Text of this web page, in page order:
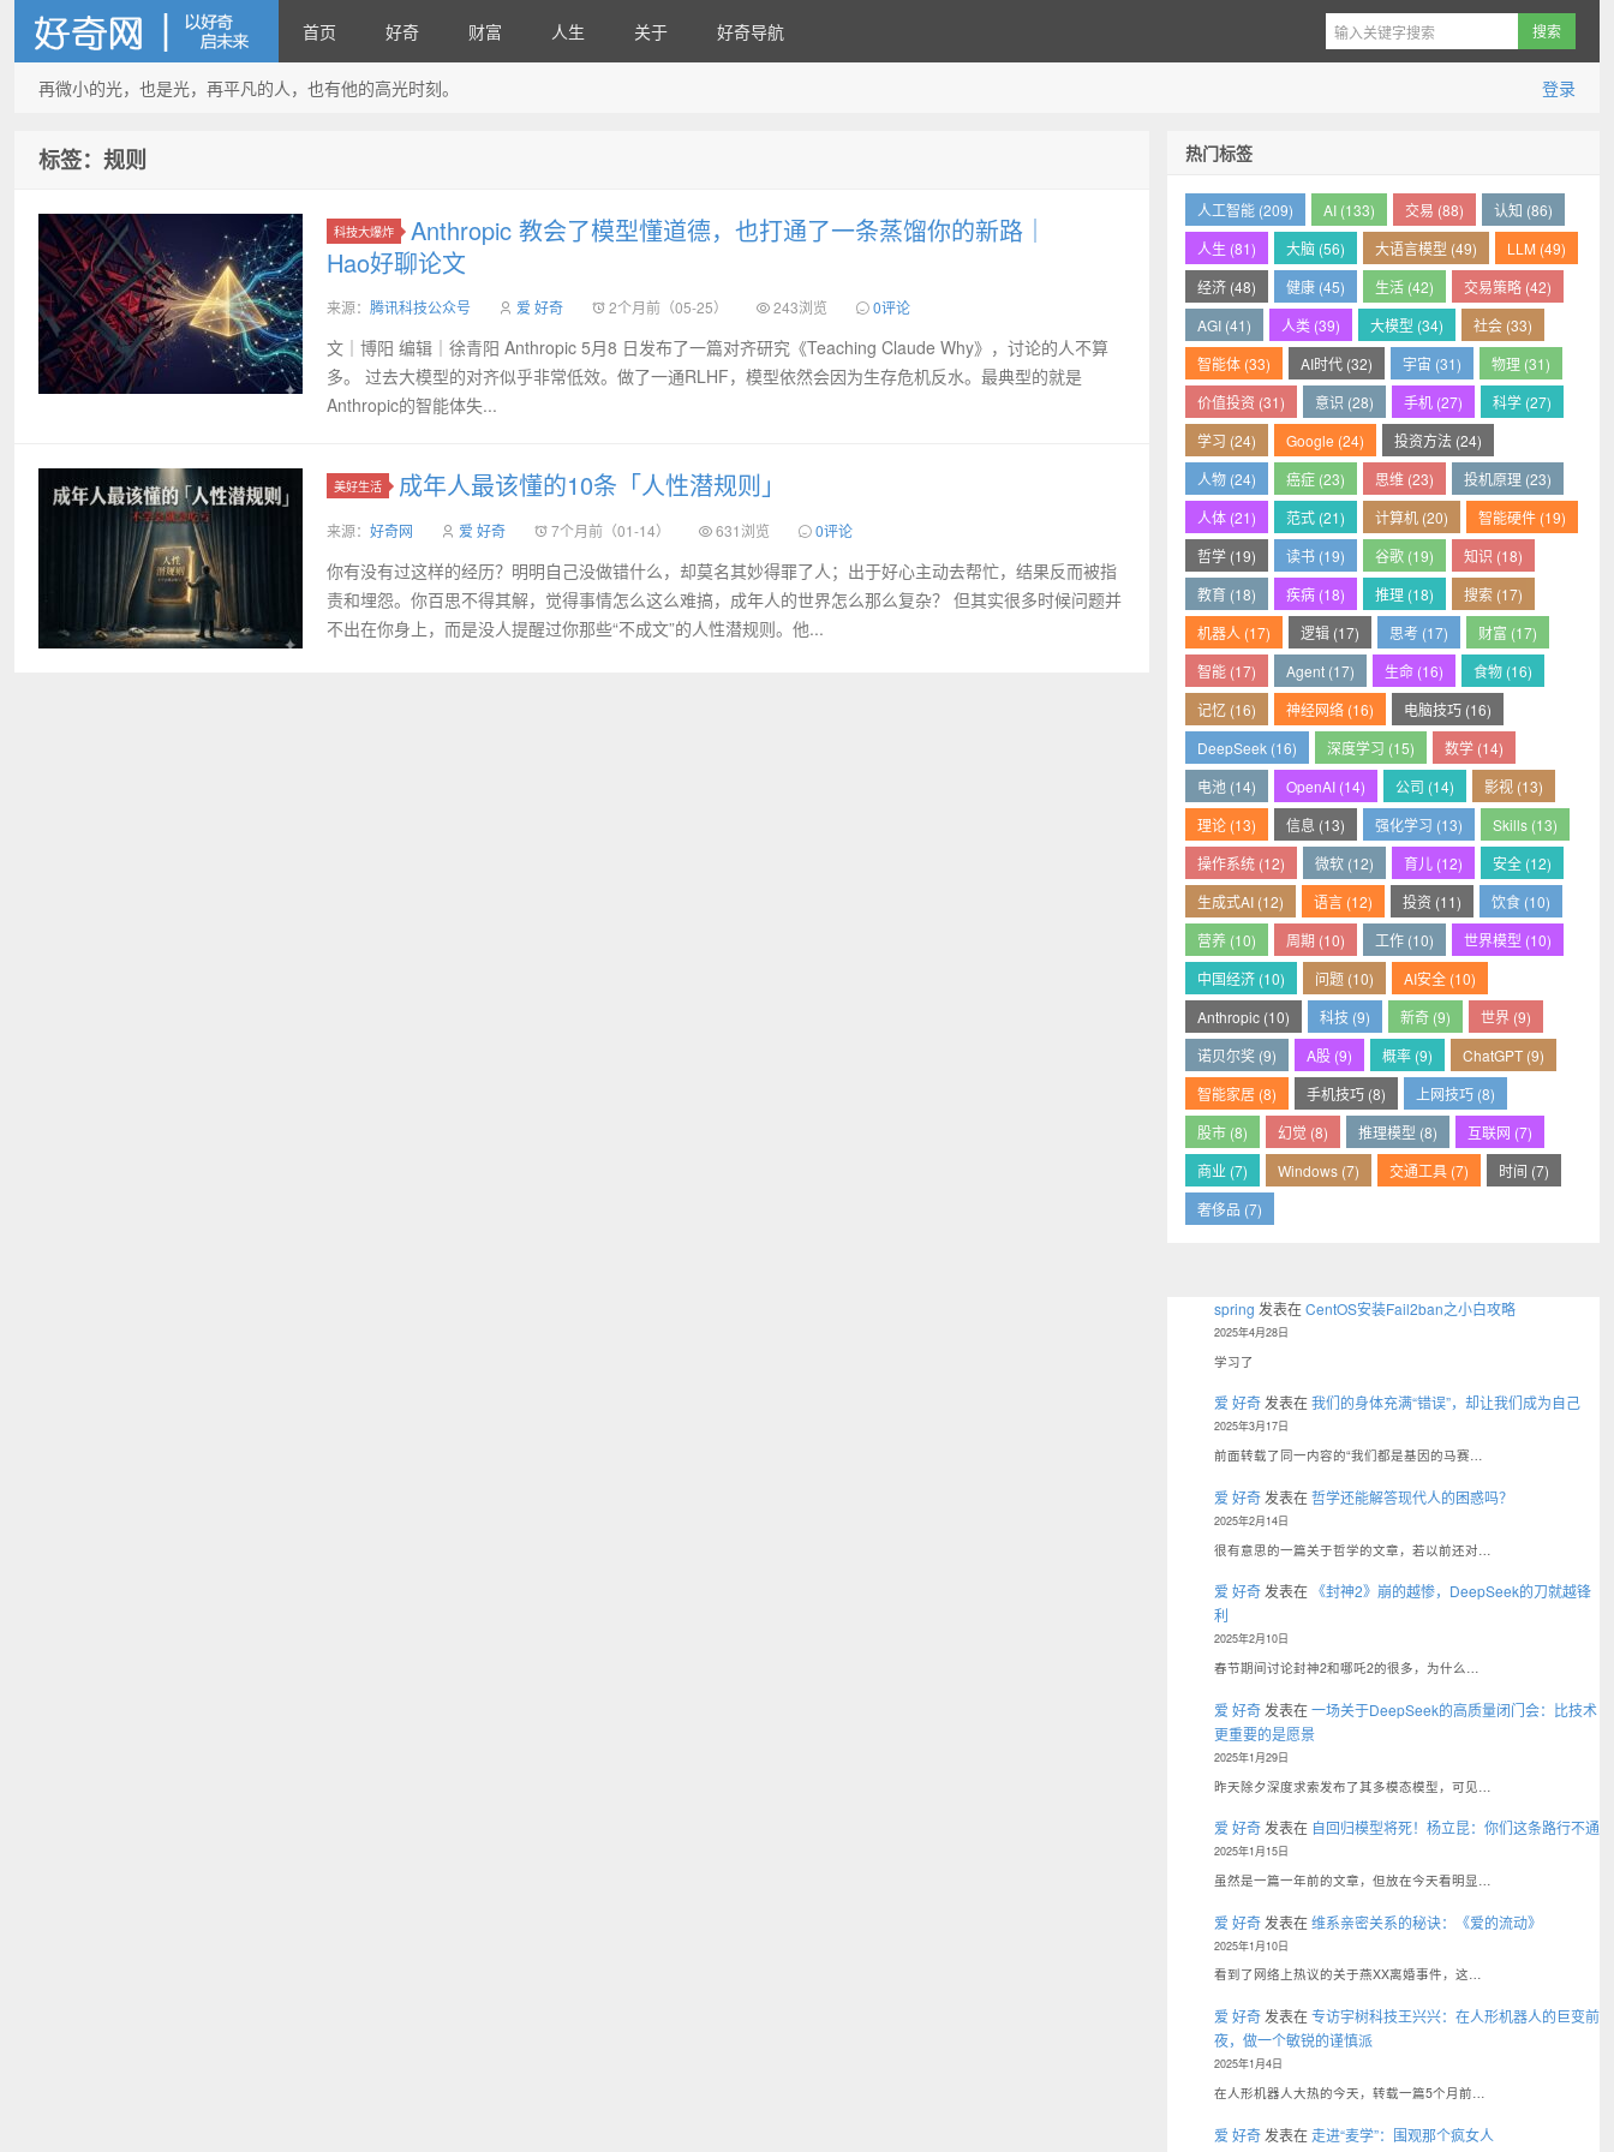
首页 好奇 财富 人生 关于 好奇导航
登录
再微小的光，也是光，再平凡的人，也有他的高光时刻。
标签：规则
科技大爆炸
Anthropic 教会了模型懂道德，也打通了一条蒸馏你的新路｜
Hao好聊论文
来源： 腾讯科技公众号 爱 好奇 2个月前（05-25） 243浏览 0评论
文｜博阳 编辑｜徐青阳 Anthropic 5月8 日发布了一篇对齐研究《Teaching Claude Why》，讨论的人不算
多。 过去大模型的对齐似乎非常低效。做了一通RLHF，模型依然会因为生存危机反水。最典型的就是
Anthropic的智能体失...
美好生活 成年人最该懂的10条「人性潜规则」
来源： 好奇网 爱 好奇 7个月前（01-14） 631浏览 0评论
你有没有过这样的经历？明明自己没做错什么，却莫名其妙得罪了人；出于好心主动去帮忙，结果反而被指
责和埋怨。你百思不得其解，觉得事情怎么这么难搞，成年人的世界怎么那么复杂？ 但其实很多时候问题并
不出在你身上，而是没人提醒过你那些“不成文”的人性潜规则。他...
热门标签
人工智能 (209) AI (133) 交易 (88)
认知 (86)
人生 (81)
大脑 (56) 大语言模型 (49)
LLM (49)
经济 (48)
健康 (45) 生活 (42)
交易策略 (42)
AGI (41)
人类 (39) 大模型 (34)
社会 (33)
智能体 (33)
AI时代 (32) 宇宙 (31)
物理 (31)
价值投资 (31)
意识 (28) 手机 (27)
科学 (27)
学习 (24)
Google (24)
投资方法 (24)
人物 (24)
癌症 (23) 思维 (23)
投机原理 (23)
人体 (21)
范式 (21) 计算机 (20)
智能硬件 (19)
哲学 (19)
读书 (19) 谷歌 (19)
知识 (18)
教育 (18)
疾病 (18) 推理 (18)
搜索 (17)
机器人 (17)
逻辑 (17) 思考 (17)
财富 (17)
智能 (17)
Agent (17) 生命 (16)
食物 (16)
记忆 (16)
神经网络 (16)
电脑技巧 (16)
DeepSeek (16)
深度学习 (15)
数学 (14)
电池 (14)
OpenAI (14) 公司 (14)
影视 (13)
理论 (13)
信息 (13) 强化学习 (13)
Skills (13)
操作系统 (12)
微软 (12) 育儿 (12)
安全 (12)
生成式AI (12)
语言 (12) 投资 (11)
饮食 (10)
营养 (10)
周期 (10) 工作 (10)
世界模型 (10)
中国经济 (10)
问题 (10)
AI安全 (10)
Anthropic (10)
科技 (9) 新奇 (9)
世界 (9)
诺贝尔奖 (9)
A股 (9) 概率 (9)
ChatGPT (9)
智能家居 (8)
手机技巧 (8)
上网技巧 (8)
股市 (8)
幻觉 (8) 推理模型 (8)
互联网 (7)
商业 (7)
Windows (7) 交通工具 (7)
时间 (7)
奢侈品 (7)
spring 发表在CentOS安装Fail2ban之小白攻略
2025年4月28日
学习了
爱 好奇发表在我们的身体充满“错误”，却让我们成为自己
2025年3月17日
前面转载了同一内容的“我们都是基因的马赛…
爱 好奇 发表在哲学还能解答现代人的困惑吗？
2025年2月14日
很有意思的一篇关于哲学的文章，若以前还对…
爱 好奇 发表在 《封神2》崩的越惨，DeepSeek的刀就越锋
利
2025年2月10日
春节期间讨论封神2和哪吒2的很多，为什么…
爱 好奇 发表在一场关于DeepSeek的高质量闭门会：比技术
更重要的是愿景
2025年1月29日
昨天除夕深度求索发布了其多模态模型，可见…
爱 好奇 发表在 自回归模型将死！杨立昆：你们这条路行不通
2025年1月15日
虽然是一篇一年前的文章，但放在今天看明显…
爱 好奇 发表在维系亲密关系的秘诀：《爱的流动》
2025年1月10日
看到了网络上热议的关于燕XX离婚事件，这…
爱 好奇 发表在专访宇树科技王兴兴：在人形机器人的巨变前
夜，做一个敏锐的谨慎派
2025年1月4日
在人形机器人大热的今天，转载一篇5个月前…
爱 好奇 发表在走进“麦学”：围观那个疯女人